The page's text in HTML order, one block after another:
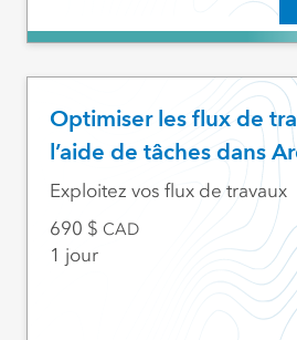
Optimiser les flux de
l’aide de tâches dans
Exploitez vos flux de travaux
690
CAD
1 jour